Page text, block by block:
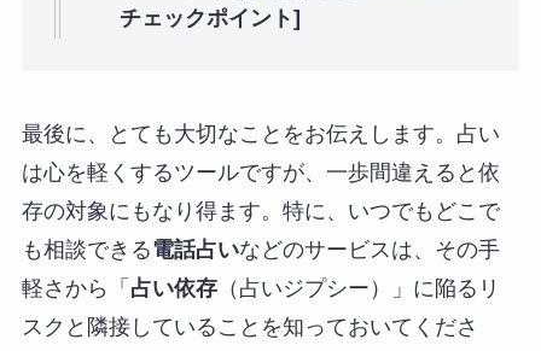
チェックポイント]
最後に、とても大切なことをお伝えします。占い
は心を軽くするツールですが、一歩間違えると依
存の対象にもなり得ます。特に、いつでもどこで
も相談できる電話占いなどのサービスは、その手
軽さから「 占い依存（占いジプシー）」に陥るリ
スクと隣接していることを知っておいてくださ